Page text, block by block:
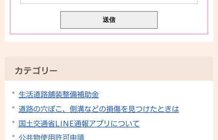
カテゴリー
生活道路舗装整備補助金
道路の穴ぼこ、側溝などの損傷を見つけたときは
国土交通省LINE通報アプリについて
公共物使用許可申請